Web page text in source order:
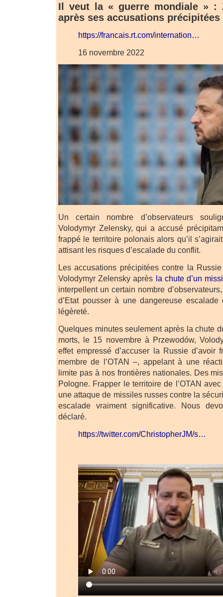
Il veut la « guerre mondiale » :
après ses accusations
https://francais.rt.com/internation…
16 novembre 2022
Un certain nombre d’observateurs
Volodymyr Zelensky, qui a accusé
frappé le territoire polonais alors qu’il
attisant les risques d’escalade du conflit.
Les accusations précipitées contre la
Volodymyr Zelensky après la chute d’un
interpellent un certain nombre
d’Etat pousser à une dangereuse
légèreté.
Quelques minutes seulement après la chute
morts, le 15 novembre à Przewodów,
effet empressé d’accuser la Russie
membre de l’OTAN –, appelant à une
limite pas à nos frontières nationales. Des
Pologne. Frapper le territoire de l’OTAN
une attaque de missiles russes contre la
escalade vraiment significative. Nous
déclaré.
https://twitter.com/ChristopherJM/s…